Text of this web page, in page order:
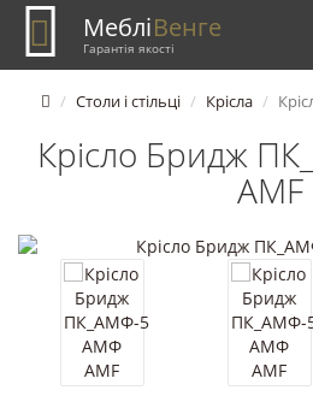
МебліВенге
Гарантія якості
Столи і стільці Крісла
Крісло Бридж
AMF